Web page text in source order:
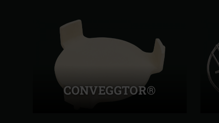
CONVEGGTOR®